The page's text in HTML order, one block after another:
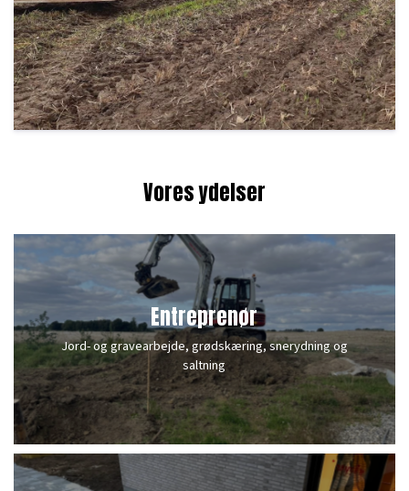
Vores ydelser
Entreprenør
Jord- og gravearbejde, grødskæring, snerydning og
saltning